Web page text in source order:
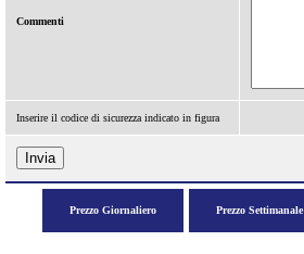
Commenti
Inserire il codice di sicurezza indicato in figura
Prezzo Giornaliero Prezzo Settimanale